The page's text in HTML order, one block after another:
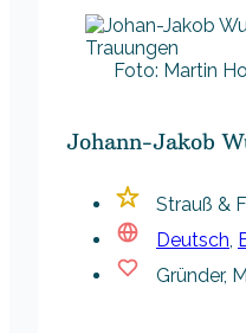
Foto: Martin
Johann-Jakob
Strauß &
Deutsch,
Gründer,